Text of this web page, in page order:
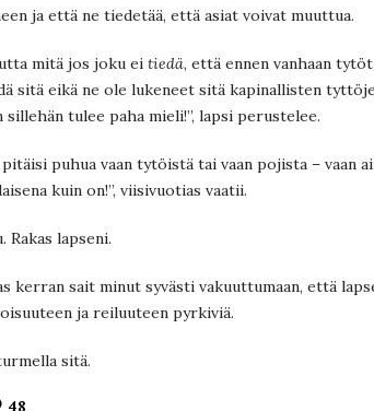
ja että ne tiedetää, että asiat voivat muuttua.
mitä jos joku ei tiedä, että ennen vanhaan
sitä eikä ne ole lukeneet sitä kapinallisten
sillehän tulee paha mieli!”, lapsi perustelee.
pitäisi puhua vaan tytöistä tai vaan pojista – vaan
kuin on!”, viisivuotias vaatii.
Rakas lapseni.
kerran sait minut syvästi vakuuttumaan, että
ja reiluuteen pyrkiviä.
sitä.
48